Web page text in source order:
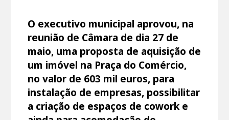
O executivo municipal aprovou, na
reunião de Câmara de dia 27 de
maio, uma proposta de aquisição de
um imóvel na Praça do Comércio,
no valor de 603 mil euros, para
instalação de empresas, possibilitar
a criação de espaços de cowork e